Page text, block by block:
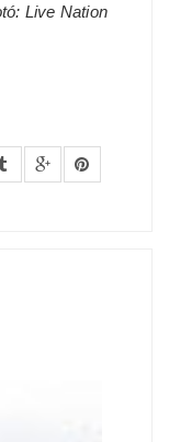
Live Nation